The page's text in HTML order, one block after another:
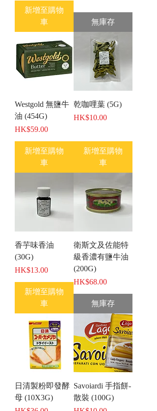
新增至購物
車
無庫存
Westgold 無鹽牛
油 (454G)
價格
HK$59.00
新增至購物
車
乾咖哩葉 (5G)
價格
HK$10.00
新增至購物
車
香芋味香油
(30G)
價格
HK$13.00
新增至購物
車
衛斯文及佐能特
級香濃有鹽牛油
(200G)
價格
HK$68.00
無庫存
日清製粉即發酵
母 (10X3G)
Savoiardi 手指餅-
散裝 (100G)